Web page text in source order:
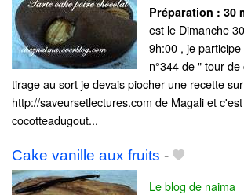
Préparation : 30
est le Dimanche
9h:00 , je
n°344 de " tour
tirage au sort je devais piocher une recette
http://saveursetlectures.com de Magali et
cocotteadugout...
Cake vanille aux fruits -
Le blog de naima